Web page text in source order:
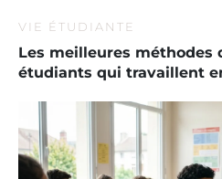
VIE ÉTUDIANTE
Les meilleures méthodes
étudiants qui travaillent